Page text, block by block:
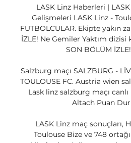
LASK Linz Haberleri |
Gelişmeleri LASK Linz -
FUTBOLCULAR. Ekipte yakın
İZLE! Ne Gemiler Yaktım dizisi
SON BÖLÜM
Salzburg maçı SALZBURG -
TOULOUSE FC. Austria wien
Lask linz salzburg maçı canlı
Altach Puan
LASK Linz maç sonuçları,
Toulouse Bize ve 748